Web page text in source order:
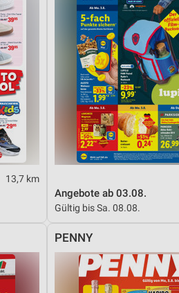
13,7 km
Angebote ab 03.08.
Gültig bis Sa. 08.08.
PENNY